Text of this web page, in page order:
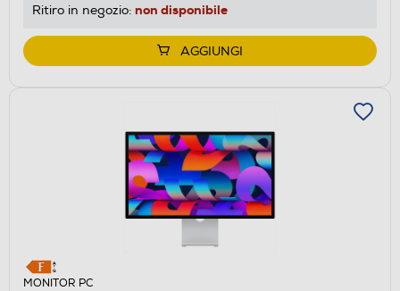
Ritiro in negozio: non disponibile
AGGIUNGI
MONITOR PC